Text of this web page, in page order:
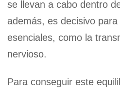
se llevan a cabo dentro
además, es decisivo
esenciales, como la
nervioso.
Para conseguir este